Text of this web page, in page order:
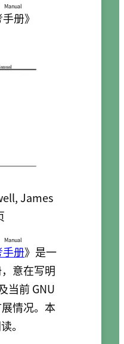
手册》
James
手册》是一
意在写明
当前 GNU
情况。本
。